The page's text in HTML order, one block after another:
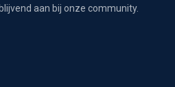
aan bij onze community.